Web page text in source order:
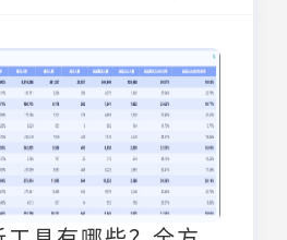
通过优化供应链和提升物
零售领域占据一席之地。
丰富了拼多多的服务内
地生活平台和即时零售巨头
。